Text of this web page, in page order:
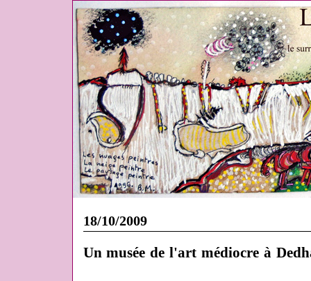
18/10/2009
Un musée de l'art médiocre à